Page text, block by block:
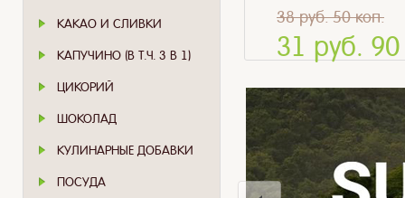
КАКАО И СЛИВКИ
КАПУЧИНО (В Т.Ч. 3 В 1)
ЦИКОРИЙ
ШОКОЛАД
КУЛИНАРНЫЕ ДОБАВКИ
ПОСУДА
38 руб. 50 коп.
31 руб.